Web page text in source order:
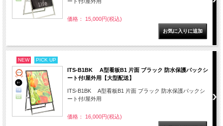
価格： 15,000円(税込)
NEW PICK UP
ITS-B1BK A型看板B1 片面 ブラック 防水保護パックシ
ート付/屋外用【大型配送】
ITS-B1BK A型看板B1 片面 ブラック 防水保護パックシ
ート付/屋外用
価格： 16,000円(税込)